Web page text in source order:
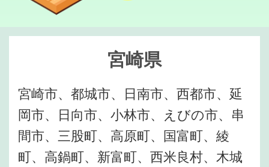
宮崎県
宮崎市、都城市、日南市、西都市、延
岡市、日向市、小林市、えびの市、串
間市、三股町、高原町、国富町、綾
町、高鍋町、新富町、西米良村、木城